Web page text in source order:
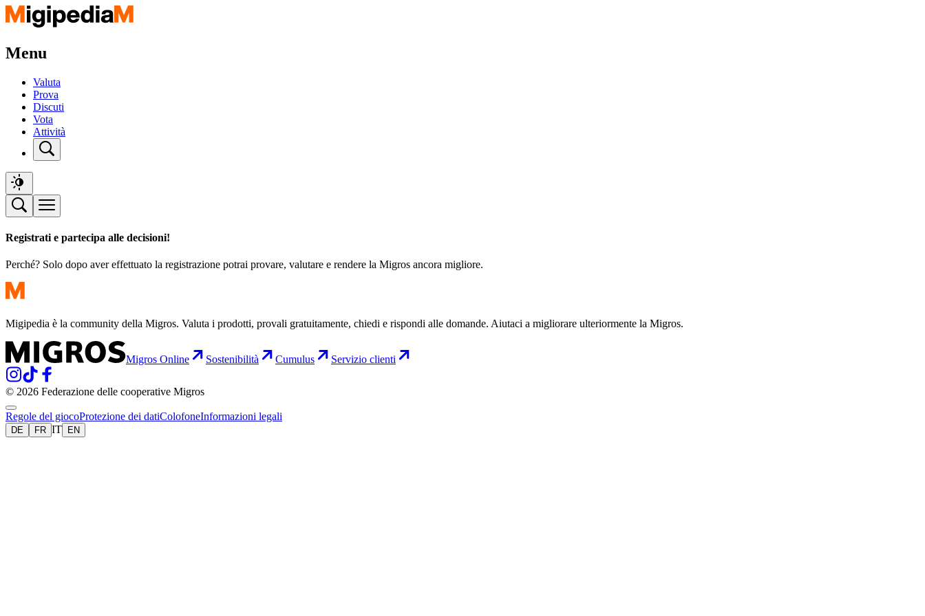
Menu
Valuta
Prova
Discuti
Vota
Attività
Registrati e partecipa alle decisioni!
Perché? Solo dopo aver effettuato la registrazione potrai provare, valutare e rendere la Migros ancora migliore.
Migipedia è la community della Migros. Valuta i prodotti, provali gratuitamente, chiedi e rispondi alle domande. Aiutaci a migliorare ulteriormente la Migros.
Migros Online Sostenibilità Cumulus Servizio clienti
© 2026 Federazione delle cooperative Migros
Regole del giocoProtezione dei datiColofoneInformazioni legali
DE FR IT EN